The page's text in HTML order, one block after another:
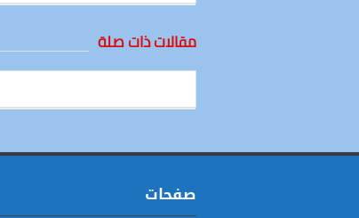
مقالات ذات صلة
صفحات